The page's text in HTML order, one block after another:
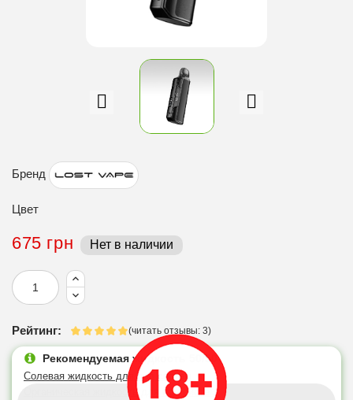
Бренд
Цвет
675 грн Нет в наличии
Рейтинг: (читать отзывы: 3)
Рекомендуемая жидкость 50/50
Солевая жидкость для под систем
Органическая жидкость для под систем